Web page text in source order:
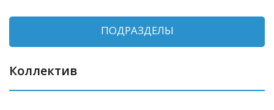
ПОДРАЗДЕЛЫ
Коллектив